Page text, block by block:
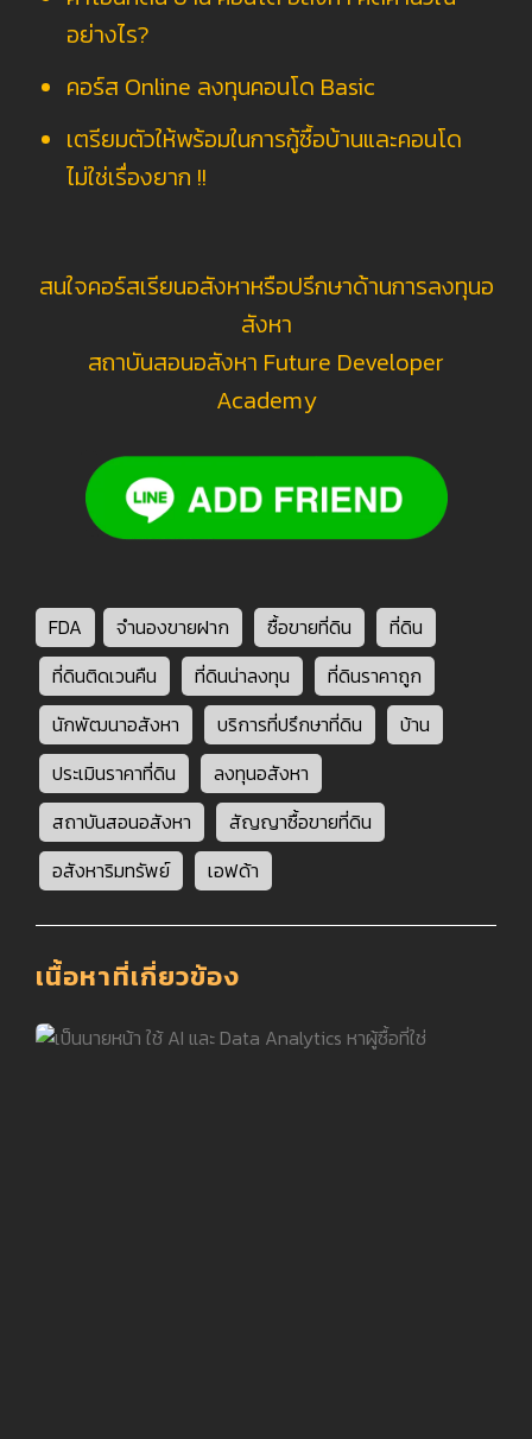
อย่างไร?
คอร์ส Online ลงทุนคอนโด Basic
เตรียมตัวให้พร้อมในการกู้ซื้อบ้านและคอนโด
ไม่ใช่เรื่องยาก !!
สนใจคอร์สเรียนอสังหาหรือปรึกษาด้านการลงทุนอ
สังหา
สถาบันสอนอสังหา Future Developer
Academy
FDA จำนองขายฝาก ซื้อขายที่ดิน
ที่ดิน
ที่ดินติดเวนคืน
ที่ดินน่าลงทุน
ที่ดินราคาถูก
นักพัฒนาอสังหา
บริการที่ปรึกษาที่ดิน
บ้าน
ประเมินราคาที่ดิน
ลงทุนอสังหา
สถาบันสอนอสังหา
สัญญาซื้อขายที่ดิน
อสังหาริมทรัพย์
เอฟด้า
เนื้อหาที่เกี่ยวข้อง